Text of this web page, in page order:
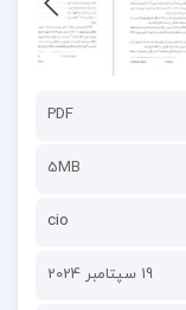
PDF
5MB
cio
19 سپتامبر 2024